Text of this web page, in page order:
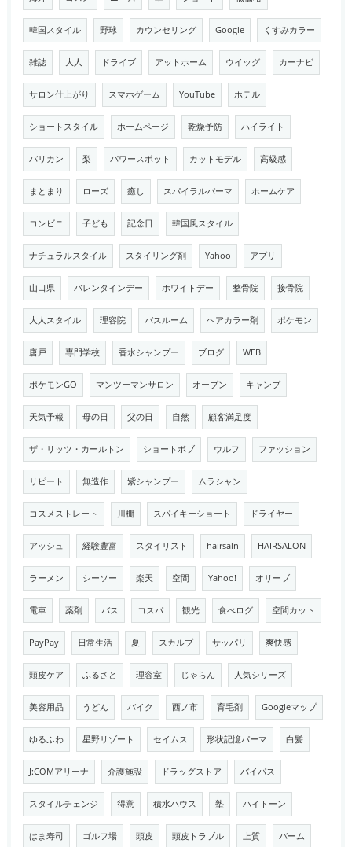
韓国スタイル 野球 カウンセリング Google くすみカラー
雑誌 大人 ドライブ アットホーム ウイッグ カーナビ
サロン仕上がり スマホゲーム YouTube ホテル
ショートスタイル ホームページ 乾燥予防 ハイライト
バリカン 梨 パワースポット カットモデル 高級感
まとまり ローズ 癒し スパイラルパーマ ホームケア
コンビニ 子ども 記念日 韓国風スタイル
ナチュラルスタイル スタイリング剤 Yahoo アプリ
山口県 バレンタインデー ホワイトデー 整骨院 接骨院
大人スタイル 理容院 バスルーム ヘアカラー剤 ポケモン
唐戸 専門学校 香水シャンプー ブログ WEB
ポケモンGO マンツーマンサロン オープン キャンプ
天気予報 母の日 父の日 自然 顧客満足度
ザ・リッツ・カールトン ショートボブ ウルフ ファッション
リピート 無造作 紫シャンプー ムラシャン
コスメストレート 川棚 スパイキーショート ドライヤー
アッシュ 経験豊富 スタイリスト hairsaln HAIRSALON
ラーメン シーソー 楽天 空間 Yahoo! オリーブ
電車 薬剤 バス コスパ 観光 食べログ 空間カット
PayPay 日常生活 夏 スカルプ サッパリ 爽快感
頭皮ケア ふるさと 理容室 じゃらん 人気シリーズ
美容用品 うどん バイク 西ノ市 育毛剤 Googleマップ
ゆるふわ 星野リゾート セイムス 形状記憶パーマ 白髪
J:COMアリーナ 介護施設 ドラッグストア バイパス
スタイルチェンジ 得意 積水ハウス 塾 ハイトーン
はま寿司 ゴルフ場 頭皮 頭皮トラブル 上質 バーム